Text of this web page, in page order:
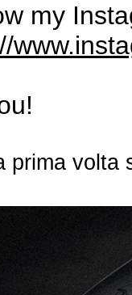
my
prima volta